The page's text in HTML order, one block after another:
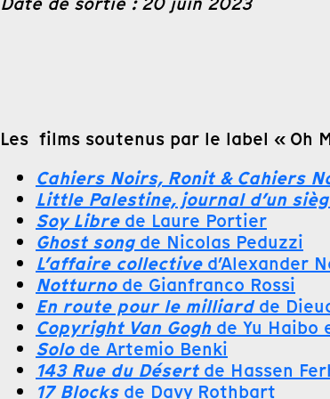
Les films soutenus par le label « Oh
Cahiers Noirs, Ronit & Cahiers
Little Palestine, journal d’un
Soy Libre de Laure Portier
Ghost songde Nicolas Peduzzi
L’affaire collectived’Alexander
Notturnode Gianfranco Rossi
En route pour le milliardde
Copyright Van Gogh de Yu Haibo
Solode Artemio Benki
143 Rue du Désertde Hassen
17 Blocksde Davy Rothbart